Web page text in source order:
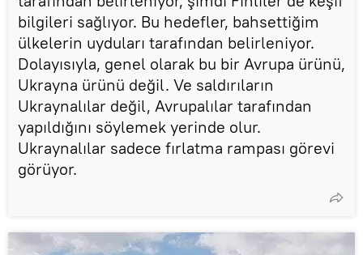
bilgileri sağlıyor. Bu hedefler, bahsettiğim
ülkelerin uyduları tarafından belirleniyor.
Dolayısıyla, genel olarak bu bir Avrupa ürünü,
Ukrayna ürünü değil. Ve saldırıların
Ukraynalılar değil, Avrupalılar tarafından
yapıldığını söylemek yerinde olur.
Ukraynalılar sadece fırlatma rampası görevi
görüyor.